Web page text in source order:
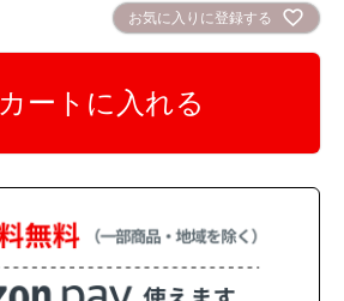
お気に入りに登録する
カートに入れる